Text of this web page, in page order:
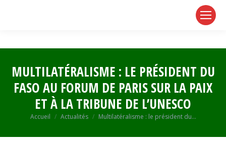
MULTILATÉRALISME : LE PRÉSIDENT DU
FASO AU FORUM DE PARIS SUR LA PAIX
ET À LA TRIBUNE DE L’UNESCO
Vous êtes ici :
Accueil Actualités Multilatéralisme : le président du…